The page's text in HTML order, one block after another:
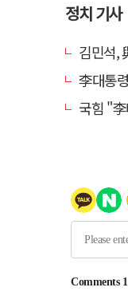
정치 기사
김민석,
李대통령 "
국힘 "李